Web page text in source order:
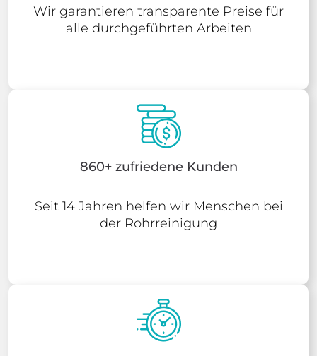
Wir garantieren transparente Preise für
alle durchgeführten Arbeiten
860+ zufriedene Kunden
Seit 14 Jahren helfen wir Menschen bei
der Rohrreinigung